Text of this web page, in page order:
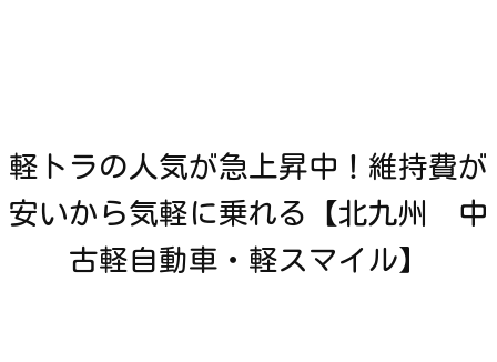
軽トラの人気が急上昇中！維持費が
安いから気軽に乗れる【北九州 中
古軽自動車・軽スマイル】